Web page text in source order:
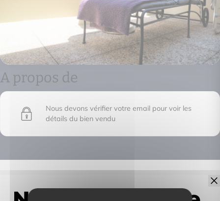
A propos de
Nous devons vérifier votre email pour voir les
détails du bien vendu
IMMOFRONTIERE